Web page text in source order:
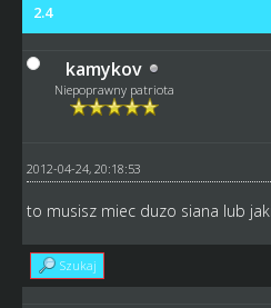
2.4
kamykov
Niepoprawny patriota
2012-04-24, 20:18:53
to musisz miec duzo siana lub
Szukaj